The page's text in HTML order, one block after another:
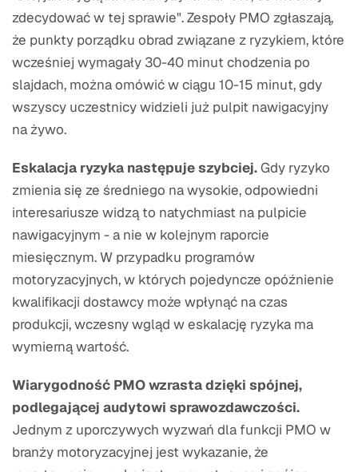
zdecydować w tej sprawie". Zespoły PMO zgłaszają,
że punkty porządku obrad związane z ryzykiem, które
wcześniej wymagały 30-40 minut chodzenia po
slajdach, można omówić w ciągu 10-15 minut, gdy
wszyscy uczestnicy widzieli już pulpit nawigacyjny
na żywo.
Eskalacja ryzyka następuje szybciej.Gdy ryzyko
zmienia się ze średniego na wysokie, odpowiedni
interesariusze widzą to natychmiast na pulpicie
nawigacyjnym - a nie w kolejnym raporcie
miesięcznym. W przypadku programów
motoryzacyjnych, w których pojedyncze opóźnienie
kwalifikacji dostawcy może wpłynąć na czas
produkcji, wczesny wgląd w eskalację ryzyka ma
wymierną wartość.
Wiarygodność PMO wzrasta dzięki spójnej,
podlegającej audytowi sprawozdawczości.
Jednym z uporczywych wyzwań dla funkcji PMO w
branży motoryzacyjnej jest wykazanie, że